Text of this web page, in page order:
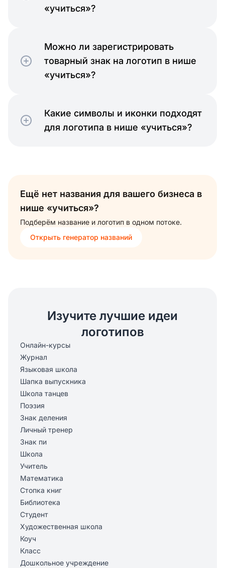
«учиться»?
Можно ли зарегистрировать
товарный знак на логотип в нише
«учиться»?
Какие символы и иконки подходят
для логотипа в нише «учиться»?
Ещё нет названия для вашего бизнеса в
нише «учиться»?
Подберём название и логотип в одном потоке.
Открыть генератор названий
Изучите лучшие идеи
логотипов
Онлайн-курсы
Журнал
Языковая школа
Шапка выпускника
Школа танцев
Поэзия
Знак деления
Личный тренер
Знак пи
Школа
Учитель
Математика
Стопка книг
Библиотека
Студент
Художественная школа
Коуч
Класс
Дошкольное учреждение